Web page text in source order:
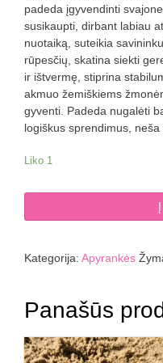
padeda įgyvendinti
susikaupti, dirbant labiau
nuotaiką, suteikia
rūpesčių, skatina siekti
ir ištvermę, stiprina
akmuo žemiškiems
gyventi. Padeda nugalėti
logiškus sprendimus,
Liko 1
kiekis:
akies
apyrankė
mm
Kategorija: Apyrankės
Panašūs